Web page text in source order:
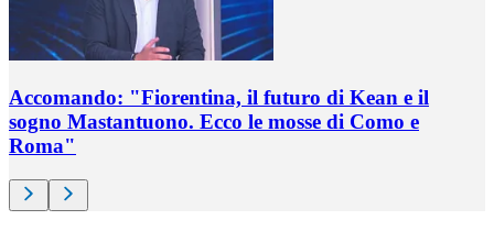
Accomando: "Fiorentina, il futuro di Kean e il
sogno Mastantuono. Ecco le mosse di Como e
Roma"